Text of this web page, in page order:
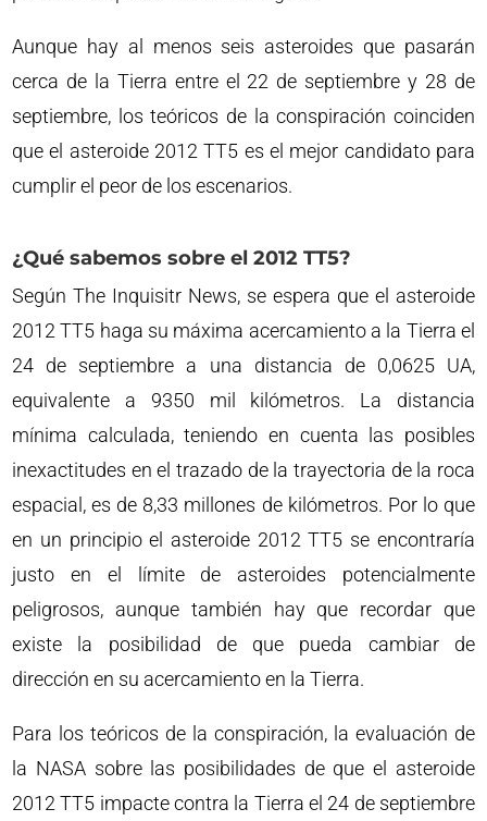
Aunque hay al menos seis asteroides que pasarán
cerca de la Tierra entre el 22 de septiembre y 28 de
septiembre, los teóricos de la conspiración coinciden
que el asteroide 2012 TT5 es el mejor candidato para
cumplir el peor de los escenarios.
¿Qué sabemos sobre el 2012 TT5?
Según The Inquisitr News, se espera que el asteroide
2012 TT5 haga su máxima acercamiento a la Tierra el
24 de septiembre a una distancia de 0,0625 UA,
equivalente a 9350 mil kilómetros. La distancia
mínima calculada, teniendo en cuenta las posibles
inexactitudes en el trazado de la trayectoria de la roca
espacial, es de 8,33 millones de kilómetros. Por lo que
en un principio el asteroide 2012 TT5 se encontraría
justo en el límite de asteroides potencialmente
peligrosos, aunque también hay que recordar que
existe la posibilidad de que pueda cambiar de
dirección en su acercamiento en la Tierra.
Para los teóricos de la conspiración, la evaluación de
la NASA sobre las posibilidades de que el asteroide
2012 TT5 impacte contra la Tierra el 24 de septiembre